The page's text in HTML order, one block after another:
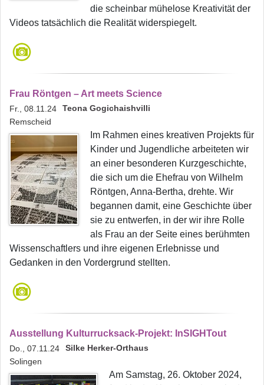
die scheinbar mühelose Kreativität der
Videos tatsächlich die Realität widerspiegelt.
Frau Röntgen – Art meets Science
Fr., 08.11.24 Teona Gogichaishvilli
Remscheid
Im Rahmen eines kreativen Projekts für
Kinder und Jugendliche arbeiteten wir
an einer besonderen Kurzgeschichte,
die sich um die Ehefrau von Wilhelm
Röntgen, Anna-Bertha, drehte. Wir
begannen damit, eine Geschichte über
sie zu entwerfen, in der wir ihre Rolle
als Frau an der Seite eines berühmten
Wissenschaftlers und ihre eigenen Erlebnisse und
Gedanken in den Vordergrund stellten.
Ausstellung Kulturrucksack-Projekt: InSIGHTout
Do., 07.11.24 Silke Herker-Orthaus
Solingen
Am Samstag, 26. Oktober 2024,